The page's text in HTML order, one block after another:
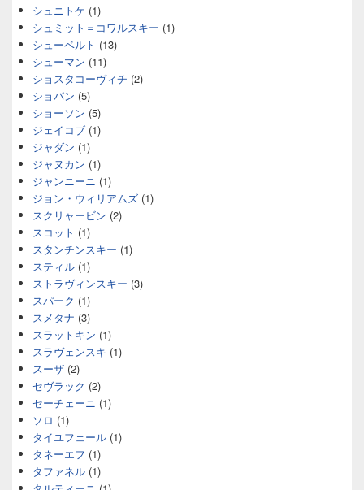
シュニトケ (1)
シュミット＝コワルスキー (1)
シューベルト (13)
シューマン (11)
ショスタコーヴィチ (2)
ショパン (5)
ショーソン (5)
ジェイコブ (1)
ジャダン (1)
ジャヌカン (1)
ジャンニーニ (1)
ジョン・ウィリアムズ (1)
スクリャービン (2)
スコット (1)
スタンチンスキー (1)
スティル (1)
ストラヴィンスキー (3)
スパーク (1)
スメタナ (3)
スラットキン (1)
スラヴェンスキ (1)
スーザ (2)
セヴラック (2)
セーチェーニ (1)
ソロ (1)
タイユフェール (1)
タネーエフ (1)
タファネル (1)